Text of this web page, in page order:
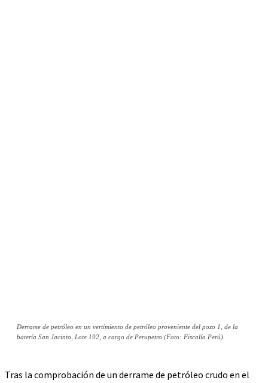
Derrame de petróleo en un vertimiento de petróleo proveniente del pozo 1, de la
batería San Jacinto, Lote 192, a cargo de Perupetro (Foto: Fiscalía Perú).
Tras la comprobación de un derrame de petróleo crudo en el